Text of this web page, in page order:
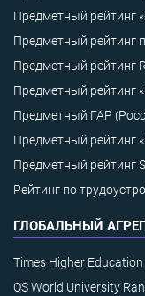
Предметный рейтинг
Предметный рейтинг
Предметный рейтинг
Предметный рейтинг
Предметный ГАР
Предметный рейтинг
Предметный рейтинг
Рейтинг по
ГЛОБАЛЬНЫЙ
Times Higher
QS World University